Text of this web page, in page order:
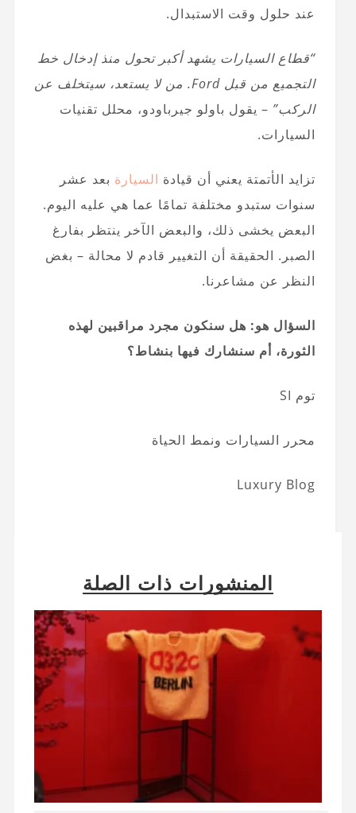
عند حلول وقت الاستبدال.
“قطاع السيارات يشهد أكبر تحول منذ إدخال خط
التجميع من قبل Ford. من لا يستعد، سيتخلف عن
الركب” – يقول باولو جيرباودو، محلل تقنيات
السيارات.
تزايد الأتمتة يعني أن قيادة السيارة بعد عشر
سنوات ستبدو مختلفة تمامًا عما هي عليه اليوم.
البعض يخشى ذلك، والبعض الآخر ينتظر بفارغ
الصبر. الحقيقة أن التغيير قادم لا محالة – بغض
النظر عن مشاعرنا.
السؤال هو: هل سنكون مجرد مراقبين لهذه
الثورة، أم سنشارك فيها بنشاط؟
توم SI
محرر السيارات ونمط الحياة
Luxury Blog
المنشورات ذات الصلة